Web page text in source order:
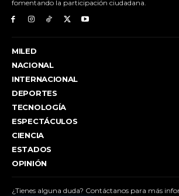
fomentando la participación ciudadana.
MILED
NACIONAL
INTERNACIONAL
DEPORTES
TECNOLOGÍA
ESPECTÁCULOS
CIENCIA
ESTADOS
OPINIÓN
¿Tienes alguna duda? Contáctanos para más